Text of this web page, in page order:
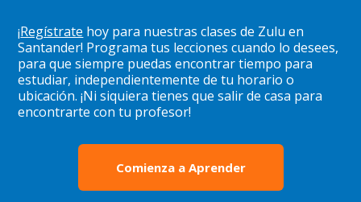
¡Regístrate hoy para nuestras clases de Zulu en
Santander! Programa tus lecciones cuando lo desees,
para que siempre puedas encontrar tiempo para
estudiar, independientemente de tu horario o
ubicación. ¡Ni siquiera tienes que salir de casa para
encontrarte con tu profesor!
Comienza a Aprender